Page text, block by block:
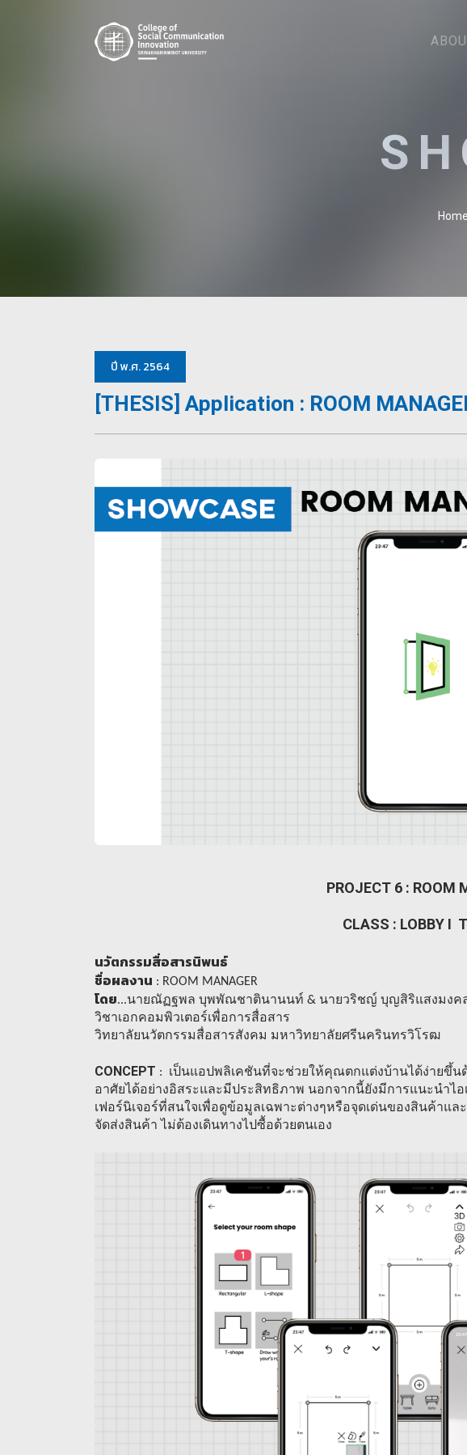
Home
ปี พ.ศ. 2564
[THESIS] Application : ROOM
PROJECT 6 : ROOM
CLASS : LOBBY I
นวัตกรรมสื่อสารนิพนธ์
ชื่อผลงาน : ROOM MANAGER
โดย...นายณัฏฐพล บุพพัณชาตินานนท์ & นายวริชญ์ บุญสิริแสงมงค
วิชาเอกคอมพิวเตอร์เพื่อการสื่อสาร
วิทยาลัยนวัตกรรมสื่อสารสังคม มหาวิทยาลัยศรีนครินทรวิโรฒ
CONCEPT : เป็นแอปพลิเคชันที่จะช่วยให้คุณตกแต่งบ้านได้ง่ายขึ้น
อาศัยได้อย่างอิสระและมีประสิทธิภาพ นอกจากนี้ยังมีการแนะนำไ
เฟอร์นิเจอร์ที่สนใจเพื่อดูข้อมูลเฉพาะต่างๆหรือจุดเด่นของสินค้าแ
จัดส่งสินค้า ไม่ต้องเดินทางไปซื้อด้วยตนเอง